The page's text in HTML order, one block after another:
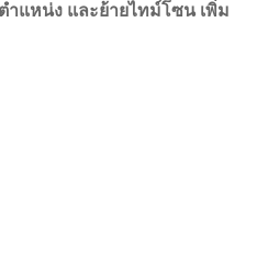
ำแหน่ง และย้ายไทม์โซน เพิ่ม